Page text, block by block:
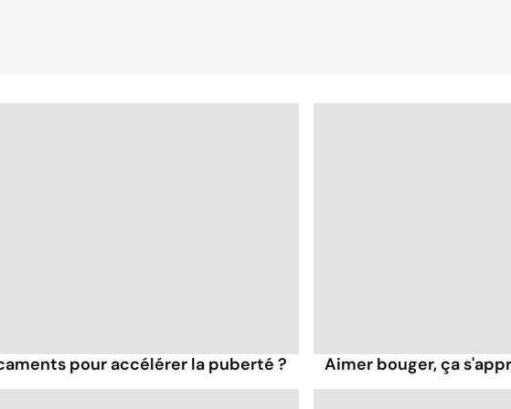
pour accélérer la puberté ? Aimer bouger, ça